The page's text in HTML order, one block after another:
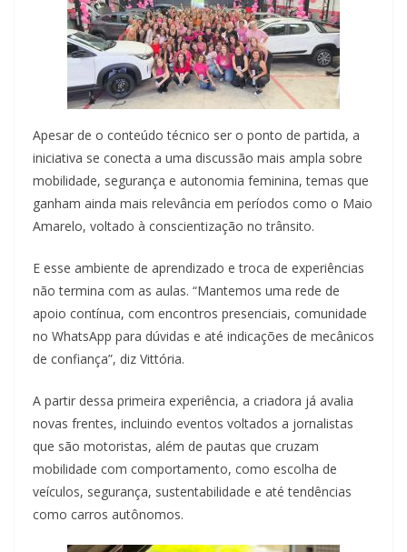
Apesar de o conteúdo técnico ser o ponto de partida, a
iniciativa se conecta a uma discussão mais ampla sobre
mobilidade, segurança e autonomia feminina, temas que
ganham ainda mais relevância em períodos como o Maio
Amarelo, voltado à conscientização no trânsito.
E esse ambiente de aprendizado e troca de experiências
não termina com as aulas. “Mantemos uma rede de
apoio contínua, com encontros presenciais, comunidade
no WhatsApp para dúvidas e até indicações de mecânicos
de confiança”, diz Vittória.
A partir dessa primeira experiência, a criadora já avalia
novas frentes, incluindo eventos voltados a jornalistas
que são motoristas, além de pautas que cruzam
mobilidade com comportamento, como escolha de
veículos, segurança, sustentabilidade e até tendências
como carros autônomos.